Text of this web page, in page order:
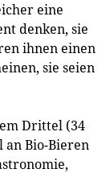
eine
denken, sie
ihnen einen
sie seien
Drittel (34
an Bio-Bieren